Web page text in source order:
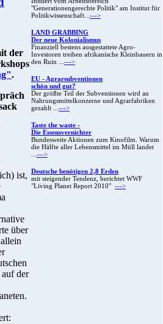
der
.
ist,
über
der
"Generationengerechte Politik" am Institut für
Politikwissenschaft...--->
LAND GRABBING
Der neue Kolonialismus
Finanziell bestens ausgestattete Agro-
Investoren treiben afrikanische Kleinbauern in
den Ruin ...--->
EU - Agrarsubventionen
schön und gut?
Der größte Teil der Subventionen wird an
Nahrungsmittelkonzerne und Agrarfabriken
gezahlt ...--->
Taste the waste -
Die Essensvernichter
Bundesweite Aktionen zum Kinofilm. Warum
die Hälfte aller Lebensmittel im Müll landet
...--->
Deutsche benötigen 2,8 Erden
mit steigender Tendenz, berichtet WWF
"Living Planet Report 2010" --->